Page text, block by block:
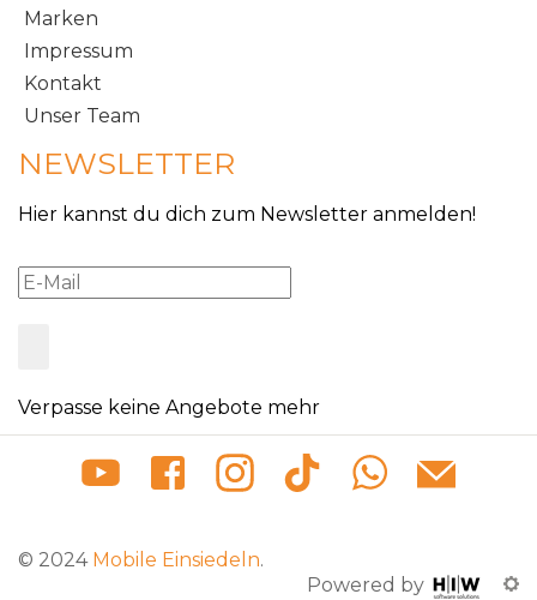
Marken
Impressum
Kontakt
Unser Team
NEWSLETTER
Hier kannst du dich zum Newsletter anmelden!
Verpasse keine Angebote mehr
© 2024 Mobile Einsiedeln.
Powered by